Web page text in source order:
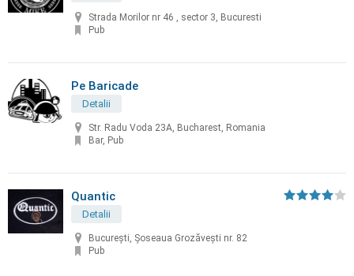
Strada Morilor nr 46 , sector 3, Bucuresti
Pub
Pe Baricade
Detalii
Str. Radu Voda 23A, Bucharest, Romania
Bar, Pub
Quantic
Detalii
București, Șoseaua Grozăvești nr. 82
Pub